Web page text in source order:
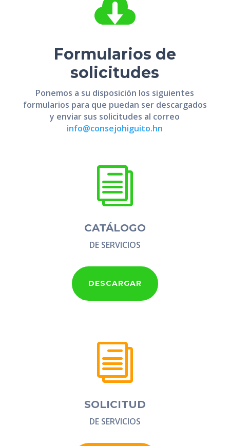

Formularios de
solicitudes
Ponemos a su disposición los siguientes
formularios para que puedan ser descargados
y enviar sus solicitudes al correo
info@consejohiguito.hn
i
CATÁLOGO
DE SERVICIOS
DESCARGAR
i
SOLICITUD
DE SERVICIOS